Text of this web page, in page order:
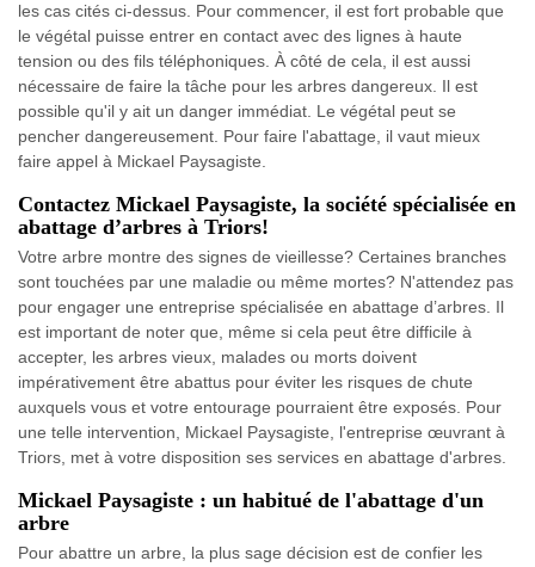
les cas cités ci-dessus. Pour commencer, il est fort probable que
le végétal puisse entrer en contact avec des lignes à haute
tension ou des fils téléphoniques. À côté de cela, il est aussi
nécessaire de faire la tâche pour les arbres dangereux. Il est
possible qu'il y ait un danger immédiat. Le végétal peut se
pencher dangereusement. Pour faire l'abattage, il vaut mieux
faire appel à Mickael Paysagiste.
Contactez Mickael Paysagiste, la société spécialisée en
abattage d’arbres à Triors!
Votre arbre montre des signes de vieillesse? Certaines branches
sont touchées par une maladie ou même mortes? N'attendez pas
pour engager une entreprise spécialisée en abattage d’arbres. Il
est important de noter que, même si cela peut être difficile à
accepter, les arbres vieux, malades ou morts doivent
impérativement être abattus pour éviter les risques de chute
auxquels vous et votre entourage pourraient être exposés. Pour
une telle intervention, Mickael Paysagiste, l'entreprise œuvrant à
Triors, met à votre disposition ses services en abattage d'arbres.
Mickael Paysagiste : un habitué de l'abattage d'un
arbre
Pour abattre un arbre, la plus sage décision est de confier les